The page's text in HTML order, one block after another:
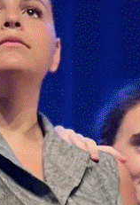
des réseaux sociaux